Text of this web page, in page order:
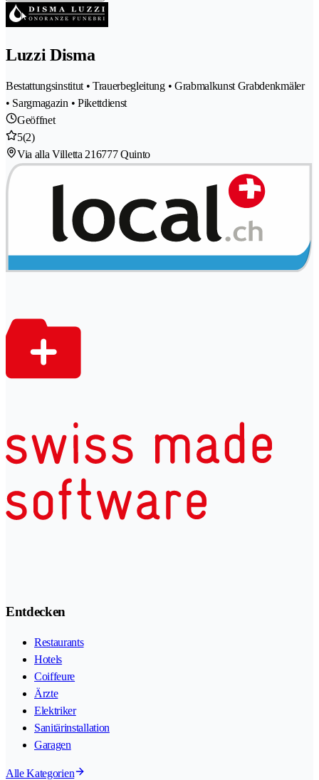
Luzzi Disma
Bestattungsinstitut • Trauerbegleitung • Grabmalkunst Grabdenkmäler
• Sargmagazin • Pikettdienst
Geöffnet
5(2)
Via alla Villetta 216777 Quinto
Entdecken
Restaurants
Hotels
Coiffeure
Ärzte
Elektriker
Sanitärinstallation
Garagen
Alle Kategorien